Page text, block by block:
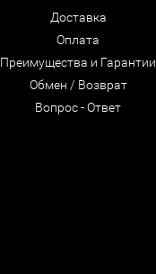
Доставка
Оплата
Преимущества и Гарантии
Обмен / Возврат
Вопрос - Ответ